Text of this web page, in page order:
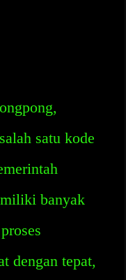
satu kode
banyak
dengan tepat,